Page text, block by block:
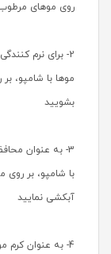
روی موهای مرطوب و یا
2- برای نرم
موها با شامپو،
بشویید
3- به عنوان
آبکشی نمایید
4- به عنوان